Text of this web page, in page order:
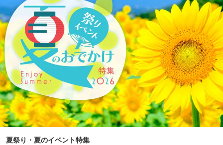
夏祭り・夏のイベント特集